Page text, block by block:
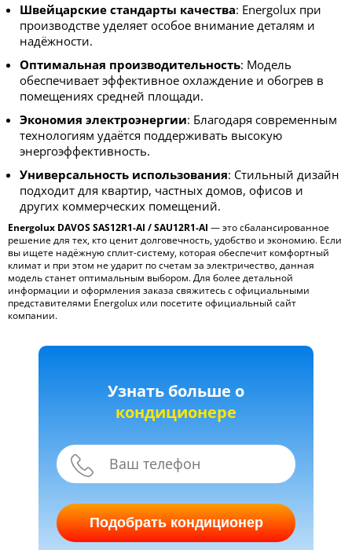
Швейцарские стандарты качества: Energolux при
производстве уделяет особое внимание деталям и
надёжности.
Оптимальная производительность: Модель
обеспечивает эффективное охлаждение и обогрев в
помещениях средней площади.
Экономия электроэнергии: Благодаря современным
технологиям удаётся поддерживать высокую
энергоэффективность.
Универсальность использования: Стильный дизайн
подходит для квартир, частных домов, офисов и
других коммерческих помещений.
Energolux DAVOS SAS12R1-AI / SAU12R1-AI — это сбалансированное
решение для тех, кто ценит долговечность, удобство и экономию. Если
вы ищете надёжную сплит-систему, которая обеспечит комфортный
климат и при этом не ударит по счетам за электричество, данная
модель станет оптимальным выбором. Для более детальной
информации и оформления заказа свяжитесь с официальными
представителями Energolux или посетите официальный сайт
компании.
Узнать больше о
кондиционере
Подобрать кондиционер